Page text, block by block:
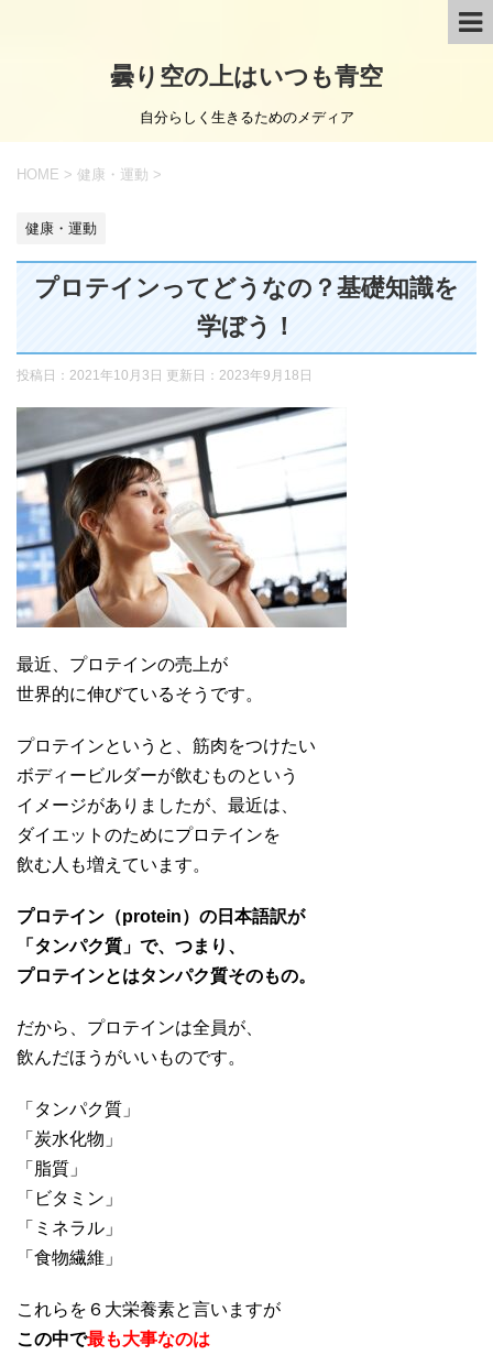
曇り空の上はいつも青空
自分らしく生きるためのメディア
HOME > 健康・運動 >
健康・運動
プロテインってどうなの？基礎知識を
学ぼう！
投稿日：2021年10月3日 更新日： 2023年9月18日
最近、プロテインの売上が
世界的に伸びているそうです。
プロテインというと、筋肉をつけたい
ボディービルダーが飲むものという
イメージがありましたが、最近は、
ダイエットのためにプロテインを
飲む人も増えています。
プロテイン（protein）の日本語訳が
「タンパク質」で、つまり、
プロテインとはタンパク質そのもの。
だから、プロテインは全員が、
飲んだほうがいいものです。
「タンパク質」
「炭水化物」
「脂質」
「ビタミン」
「ミネラル」
「食物繊維」
これらを６大栄養素と言いますが
この中で最も大事なのは